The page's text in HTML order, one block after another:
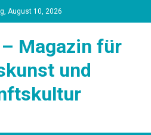
August 10, 2026
Magazin für
und